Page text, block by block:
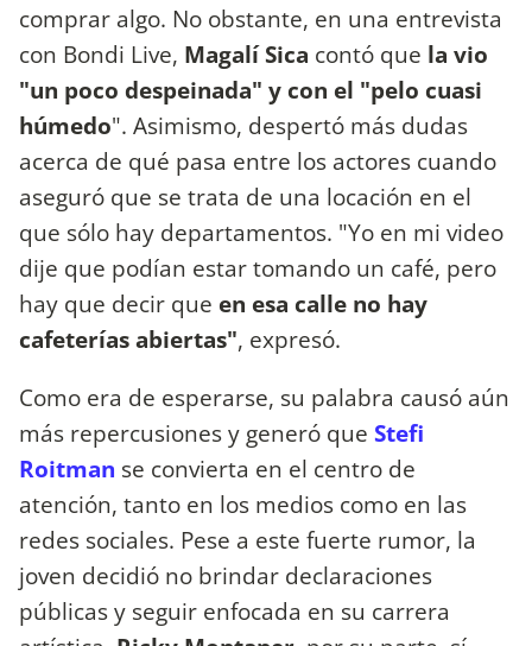
comprar algo. No obstante, en una entrevista
con Bondi Live, Magalí Sica contó que la vio
"un poco despeinada" y con el "pelo cuasi
húmedo". Asimismo, despertó más dudas
acerca de qué pasa entre los actores cuando
aseguró que se trata de una locación en el
que sólo hay departamentos. "Yo en mi video
dije que podían estar tomando un café, pero
hay que decir que en esa calle no hay
cafeterías abiertas", expresó.
Como era de esperarse, su palabra causó aún
más repercusiones y generó que Stefi
Roitman se convierta en el centro de
atención, tanto en los medios como en las
redes sociales. Pese a este fuerte rumor, la
joven decidió no brindar declaraciones
públicas y seguir enfocada en su carrera